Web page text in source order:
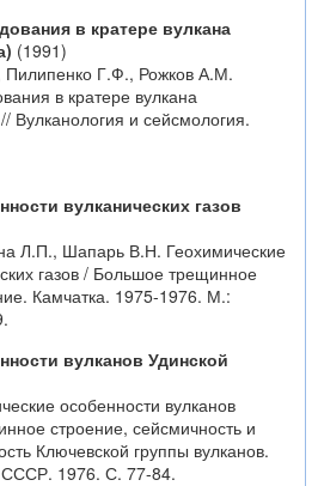
в кратере вулкана
(1991)
Г.Ф., Рожков А.М.
в кратере вулкана
Вулканология и сейсмология.
вулканических газов
Л.П., Шапарь В.Н. Геохимические
газов / Большое трещинное
Камчатка. 1975-1976. М.:
вулканов Удинской
особенности вулканов
строение, сейсмичность и
Ключевской группы вулканов.
1976. С. 77-84.